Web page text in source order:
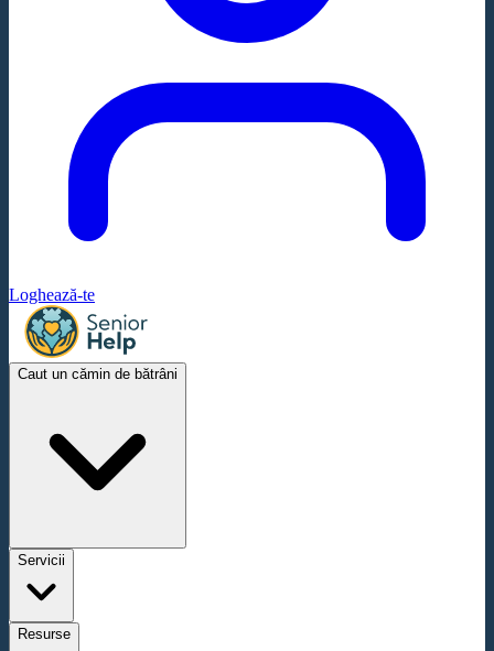
Loghează-te
Caut un cămin de bătrâni
Servicii
Resurse